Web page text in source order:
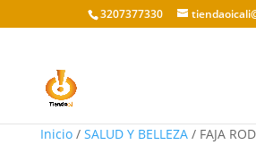
3207377330
Inicio/ SALUD Y BELLEZA/ FAJA